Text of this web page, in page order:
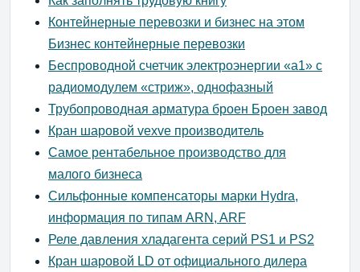
Контейнерные перевозки и бизнес на этом
Бизнес контейнерные перевозки
Беспроводной счетчик электроэнергии «a1» с
радиомодулем «стриж», однофазный
Трубопроводная арматура броен Броен завод
Кран шаровой vexve производитель
Самое рентабельное производство для
малого бизнеса
Сильфонные компенсаторы марки Hydra,
информация по типам ARN, ARF
Реле давления хладагента серий PS1 и PS2
Кран шаровой LD от официального дилера